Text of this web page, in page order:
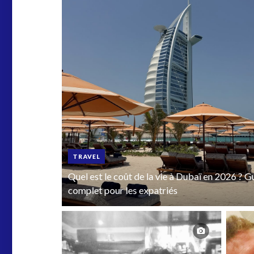
TRAVEL
Quel est le coût de la vie à Dubaï en 2026 ?
complet pour les expatriés